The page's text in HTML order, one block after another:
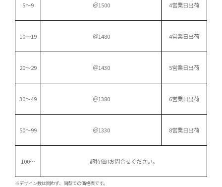
5～9 ＠1500 4営業日出荷
10～19 ＠1480 4営業日出荷
20～29 ＠1430 5営業日出荷
30～49 ＠1380 6営業日出荷
50～99 ＠1330 8営業日出荷
100～ 超特価!!お問合せください。
※デザイン数は問わず、同型での価格表です。